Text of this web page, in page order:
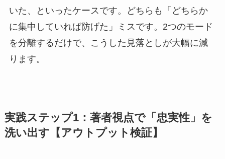
いた、といったケースです。どちらも「どちらか
に集中していれば防げた」ミスです。2つのモード
を分離するだけで、こうした見落としが大幅に減
ります。
実践ステップ1：著者視点で「忠実性」を
洗い出す【アウトプット検証】